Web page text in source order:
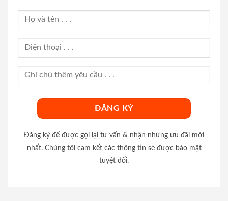
Đăng ký để được gọi lại tư vấn & nhận những ưu đãi mới
nhất. Chúng tôi cam kết các thông tin sẽ được bảo mật
tuyệt đối.